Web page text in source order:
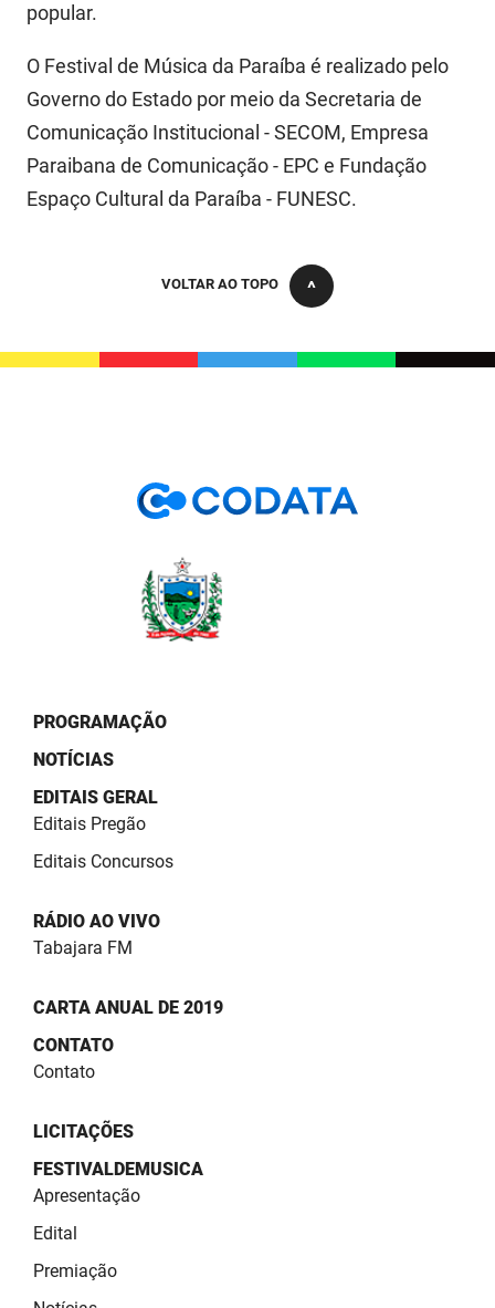
popular.
O Festival de Música da Paraíba é realizado pelo
Governo do Estado por meio da Secretaria de
Comunicação Institucional - SECOM, Empresa
Paraibana de Comunicação - EPC e Fundação
Espaço Cultural da Paraíba - FUNESC.
VOLTAR AO TOPO
PROGRAMAÇÃO
NOTÍCIAS
EDITAIS GERAL
Editais Pregão
Editais Concursos
RÁDIO AO VIVO
Tabajara FM
CARTA ANUAL DE 2019
CONTATO
Contato
LICITAÇÕES
FESTIVALDEMUSICA
Apresentação
Edital
Premiação